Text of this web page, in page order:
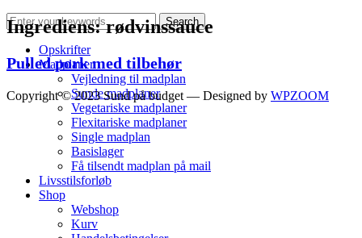
Opskrifter
Madplaner
Vejledning til madplan
Sunde madplaner
Vegetariske madplaner
Flexitariske madplaner
Single madplan
Basislager
Få tilsendt madplan på mail
Livsstilsforløb
Shop
Webshop
Kurv
Ingrediens:rødvinssauce
Pulled pork med tilbehør
Copyright © 2023 Sund på budget — Designed by WPZOOM